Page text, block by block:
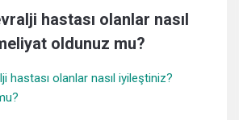
hastası olanlar nasıl
oldunuz mu?